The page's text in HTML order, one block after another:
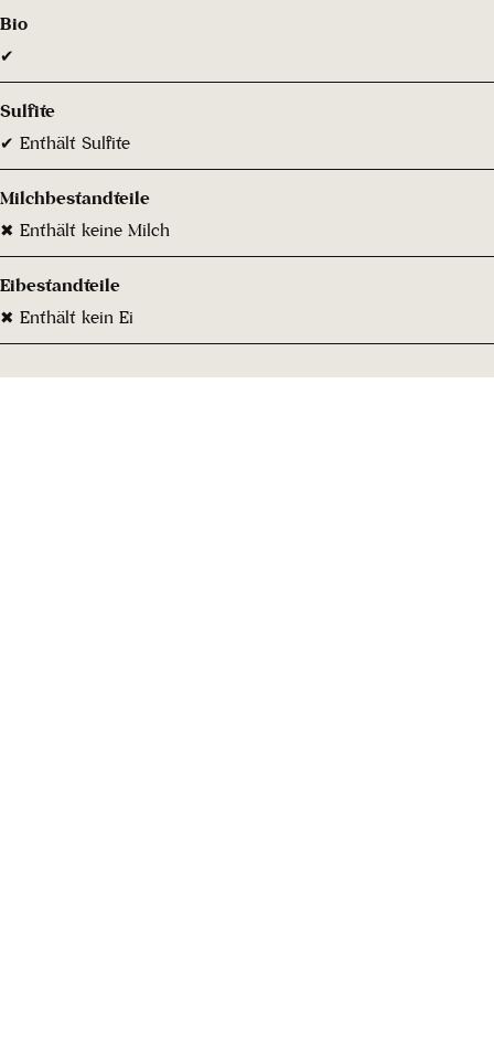
Bio
✔
Sulfite
✔ Enthält Sulfite
Milchbestandteile
✖ Enthält keine Milch
Eibestandteile
✖ Enthält kein Ei